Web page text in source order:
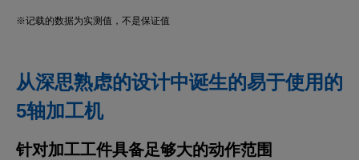
※记载的数据为实测值，不是保证值
从深思熟虑的设计中诞生的易于使用的
5轴加工机
针对加工工件具备足够大的动作范围